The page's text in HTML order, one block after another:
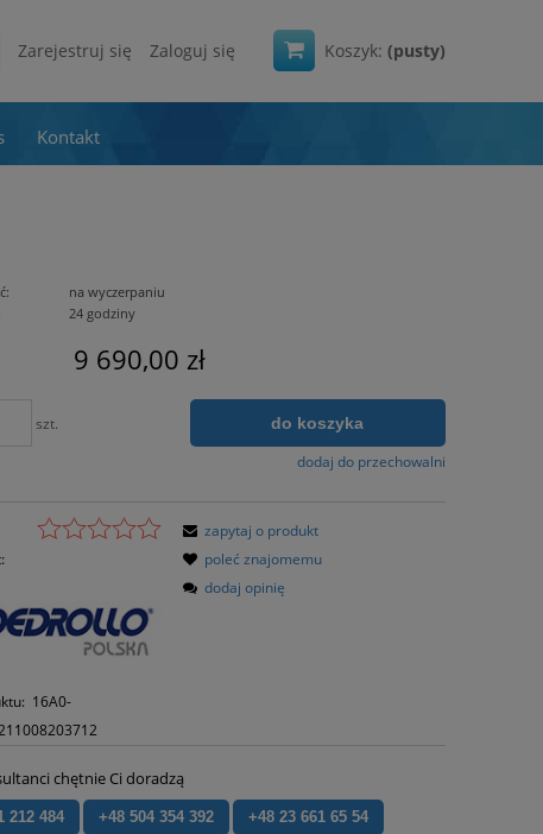
Koszyk: (pusty)
Zarejestruj się Zaloguj się
Kontakt
na wyczerpaniu
24 godziny
9 690,00 zł
szt. do koszyka
dodaj do przechowalni
16A0-
zapytaj o produkt
poleć znajomemu
dodaj opinię
chętnie Ci doradzą
212 484 +48 504 354 392 +48 23 661 65 54